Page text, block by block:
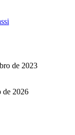
de 2023
de 2026